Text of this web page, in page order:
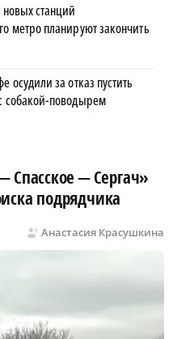
новых станций
метро планируют закончить
осудили за отказ пустить
собакой-поводырем
Спасское — Сергач»
подрядчика
Анастасия Красушкина